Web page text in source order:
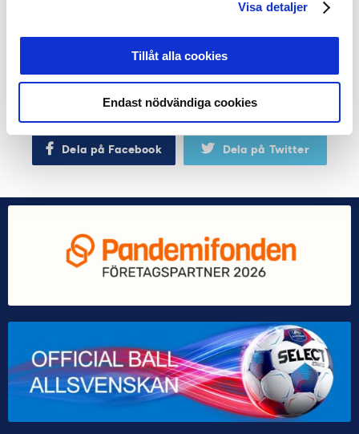
Visa detaljer
Tillåt alla cookies
Endast nödvändiga cookies
stora matcher även på Gavlevallen i framtiden.
ut på fotbollsplanen.
FOTO: Bildbyrån och Stefan Lundin
Dela på Facebook Dela på Twitter